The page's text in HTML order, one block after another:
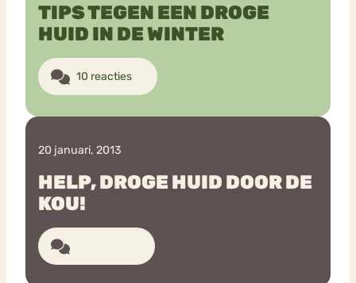
TIPS TEGEN EEN DROGE
HUID IN DE WINTER
10 reacties
20 januari, 2013
HELP, DROGE HUID DOOR DE
KOU!